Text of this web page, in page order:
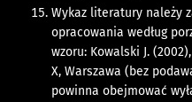
Wykaz literatury należy
opracowania według
wzoru: Kowalski J.
X, Warszawa (bez
powinna obejmować